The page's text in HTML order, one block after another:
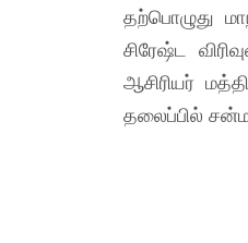
தற்பொழுது
சிரேஷ்ட
ஆசிரியர்
தலைப்பில்